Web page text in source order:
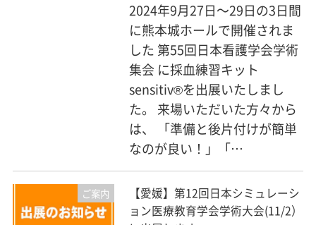
2024年9月27日～29日の3日間
に熊本城ホールで開催されま
した 第55回日本看護学会学術
集会 に採血練習キット
sensitiv®を出展いたしまし
た。 来場いただいた方々から
は、 「準備と後片付けが簡単
なのが良い！」「…
ご案内
【愛媛】第12回日本シミュレーシ
ョン医療教育学会学術大会(11/2）